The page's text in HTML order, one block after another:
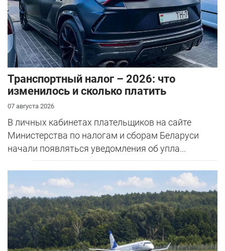
Транспортный налог – 2026: что
изменилось и сколько платить
07 августа 2026
В личных кабинетах плательщиков на сайте
Министерства по налогам и сборам Беларуси
начали появляться уведомления об упла...